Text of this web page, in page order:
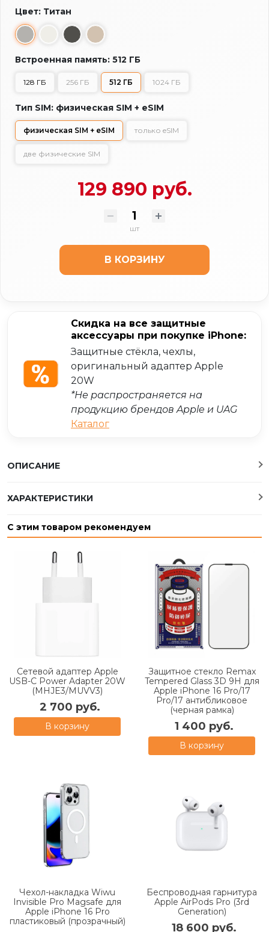
Цвет: Титан
Встроенная память: 512 ГБ
128 ГБ 256 ГБ 512 ГБ 1024 ГБ
Тип SIM: физическая SIM + eSIM
физическая SIM + eSIM только eSIM
две физические SIM
129 890 руб.
шт
В КОРЗИНУ
Скидка на все защитные
аксессуары при покупке iPhone:
Защитные стёкла, чехлы,
оригинальный адаптер Apple
20W
*Не распространяется на
продукцию брендов Apple и UAG
Каталог
ОПИСАНИЕ
ХАРАКТЕРИСТИКИ
С этим товаром рекомендуем
Сетевой адаптер Apple
USB-C Power Adapter 20W
(MHJE3/MUVV3)
2 700 руб.
В корзину
Защитное стекло Remax
Tempered Glass 3D 9H для
Apple iPhone 16 Pro/17
Pro/17 антибликовое
(черная рамка)
1 400 руб.
В корзину
Чехол-накладка Wiwu
Invisible Pro Magsafe для
Apple iPhone 16 Pro
пластиковый (прозрачный)
Беспроводная гарнитура
Apple AirPods Pro (3rd
Generation)
18 600 руб.